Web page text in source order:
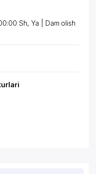
Sh, Ya | Dam olish